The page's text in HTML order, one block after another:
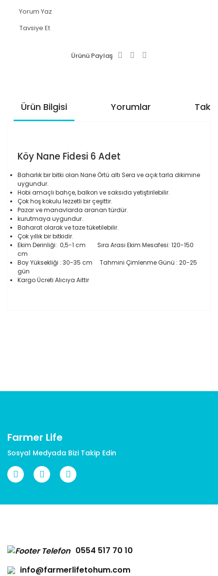
Yorum Yaz
Tavsiye Et
Ürünü Paylaş
Ürün Bilgisi Yorumlar
Köy Nane Fidesi 6 Adet
Baharlık bir bitki olan Nane Örtü altı Sera ve açık tarla dikimine
uygundur.
Hobi amaçlı bahçe, balkon ve saksıda yetiştirilebilir.
Çok hoş kokulu lezzetli bir çeşittir.
Pazar ve manavlarda aranan türdür.
kurutmaya uygundur.
Baharat olarak ve taze tüketilebilir.
Çok yıllık bir bitkidir.
Ekim Derinliği: 0,5-1 cm Sıra Arası Ekim Mesafesi: 120-150
cm
Boy Yüksekliği : 30-35 cm Tahmini Çimlenme Günü : 20-25
gün
Kargo Ücreti Alıcıya Aittir
Farmer Life
Sosyal Medyada Bizi Takip Edin
0554 517 70 10
info@farmerlifetohum.com